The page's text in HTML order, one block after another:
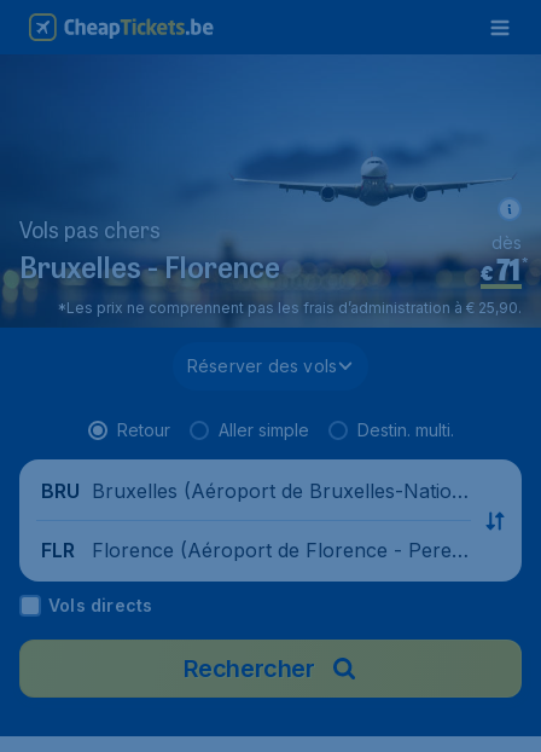
Vols pas chers
Bruxelles - Florence €71*
dès
*Les prix ne comprennent pas les frais d’administration à € 25,90.
Réserver des vols
Retour Aller simple Destin. multi.
BRU Bruxelles (Aéroport de Bruxelles-Nation
FLR
Florence (Aéroport de Florence - Pereto
la), Italie
Vols directs
Rechercher